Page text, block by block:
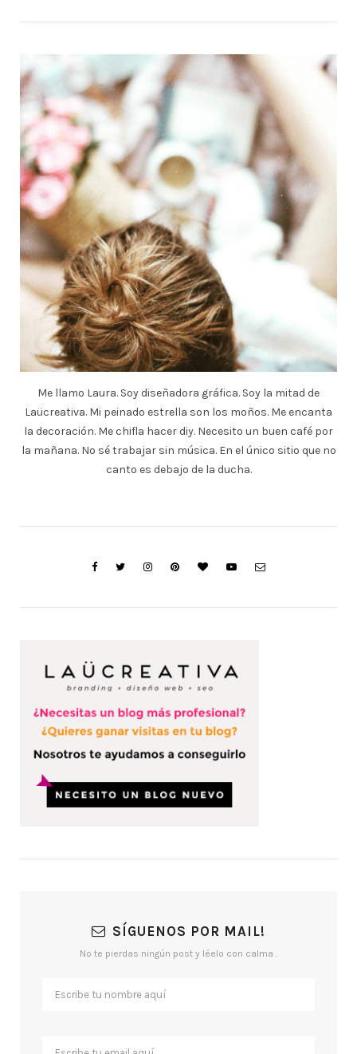
Me llamo Laura. Soy diseñadora gráfica. Soy la mitad de
Laücreativa. Mi peinado estrella son los moños. Me encanta
la decoración. Me chifla hacer diy. Necesito un buen café por
la mañana. No sé trabajar sin música. En el único sitio que no
canto es debajo de la ducha.
SÍGUENOS POR MAIL!
No te pierdas ningún post y léelo con calma .